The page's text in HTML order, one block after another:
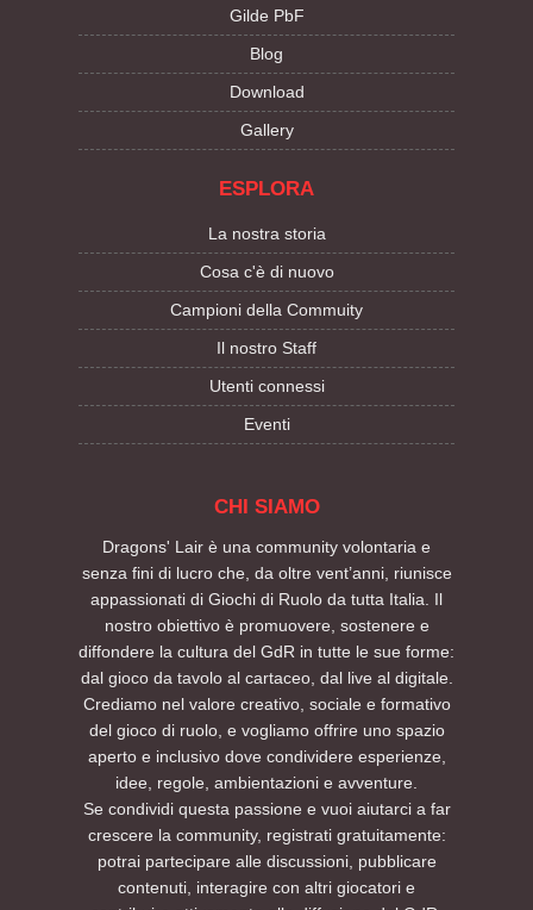
Gilde PbF
Blog
Download
Gallery
ESPLORA
La nostra storia
Cosa c'è di nuovo
Campioni della Commuity
Il nostro Staff
Utenti connessi
Eventi
CHI SIAMO
Dragons' Lair è una community volontaria e
senza fini di lucro che, da oltre vent’anni, riunisce
appassionati di Giochi di Ruolo da tutta Italia. Il
nostro obiettivo è promuovere, sostenere e
diffondere la cultura del GdR in tutte le sue forme:
dal gioco da tavolo al cartaceo, dal live al digitale.
Crediamo nel valore creativo, sociale e formativo
del gioco di ruolo, e vogliamo offrire uno spazio
aperto e inclusivo dove condividere esperienze,
idee, regole, ambientazioni e avventure.
Se condividi questa passione e vuoi aiutarci a far
crescere la community, registrati gratuitamente:
potrai partecipare alle discussioni, pubblicare
contenuti, interagire con altri giocatori e